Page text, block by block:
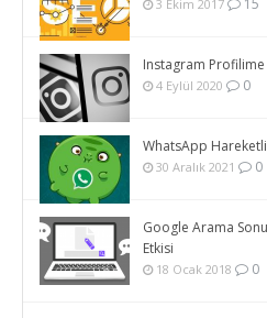
3 Ekim 2017 15
Instagram Profilime
4 Eylül 2020 0
WhatsApp
30 Aralık 2021 0
Google Arama
Etkisi
18 Ocak 2018 0